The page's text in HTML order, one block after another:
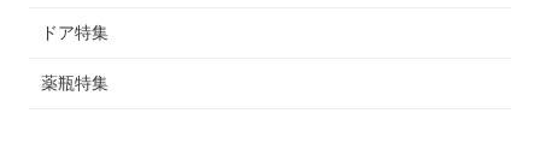
ドア特集
薬瓶特集